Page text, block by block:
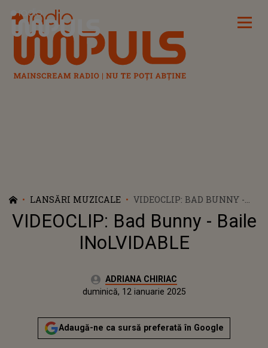
Radio Impuls
LANSĂRI MUZICALE
VIDEOCLIP: BAD BUNNY -
BAILE INOLVIDABLE
VIDEOCLIP: Bad Bunny - Baile
INoLVIDABLE
Autor:ADRIANA CHIRIAC
Publicat:
duminică, 12 ianuarie 2025
Adaugă-ne ca sursă preferată în Google